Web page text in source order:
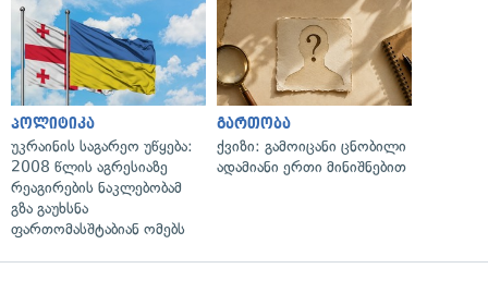
პოლიტიკა
უკრაინის საგარეო უწყება:
2008 წლის აგრესიაზე
რეაგირების ნაკლებობამ
გზა გაუხსნა
ფართომასშტაბიან ომებს
გართობა
ქვიზი: გამოიცანი ცნობილი
ადამიანი ერთი მინიშნებით